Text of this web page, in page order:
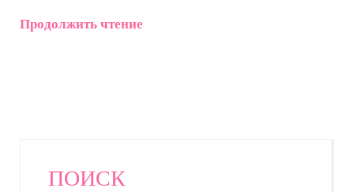
Продолжить чтение
ПОИСК